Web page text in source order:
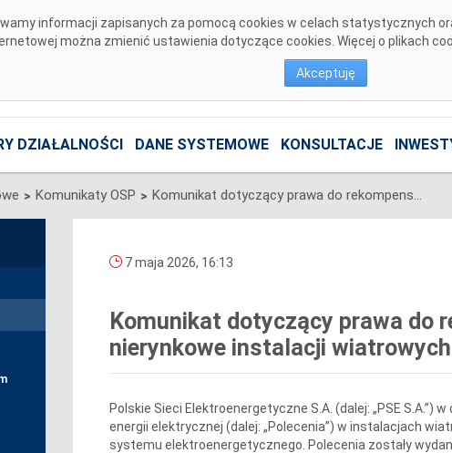
informacji zapisanych za pomocą cookies w celach statystycznych
można zmienić ustawienia dotyczące cookies. Więcej o plikach
Akceptuję
DZIAŁALNOŚCI DANE SYSTEMOWE KONSULTACJE
> Komunikaty OSP > Komunikat dotyczący prawa do rekompensaty za redysponowanie nierynkowe instalacji wiatrowych w dniach 4 i 6 maja 2026
7 maja 2026, 16:13
Komunikat dotyczący prawa do
nierynkowe instalacji
Polskie Sieci Elektroenergetyczne S.A. (dalej: „PSE S.A.”)
energii elektrycznej (dalej: „Polecenia”) w instalacjach
systemu elektroenergetycznego. Polecenia zostały